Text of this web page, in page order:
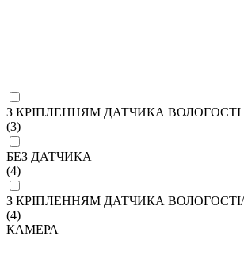
З КРІПЛЕННЯМ ДАТЧИКА ВОЛОГОСТІ
(3)
БЕЗ ДАТЧИКА
(4)
З КРІПЛЕННЯМ ДАТЧИКА ВОЛОГОСТІ/
(4)
КАМЕРА